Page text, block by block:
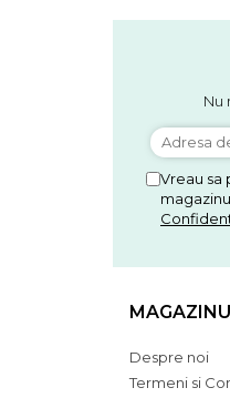
Nu
Vreau sa
Despre noi
Termeni si